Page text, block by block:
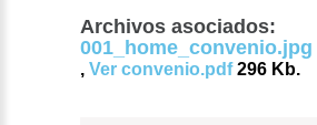
Archivos asociados:
001_home_convenio.jpg
,Ver convenio.pdf296 Kb.